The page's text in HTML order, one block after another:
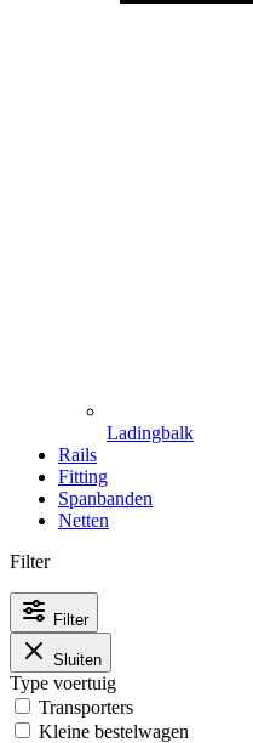
Ladingbalk
Rails
Fitting
Spanbanden
Netten
Filter
Filter
Sluiten
Type voertuig
Transporters
Kleine bestelwagen